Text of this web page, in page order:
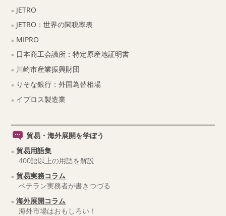
JETRO
JETRO：世界の関税率表
MIPRO
日本商工会議所：特定原産地証明書
川崎市産業振興財団
りそな銀行：外国為替相場
イプロス製造業
貿易・海外展開を学ぼう
貿易用語集
400語以上の用語を解説
貿易実務コラム
ベテラン実務者が書きつづる
海外展開コラム
海外市場はおもしろい！